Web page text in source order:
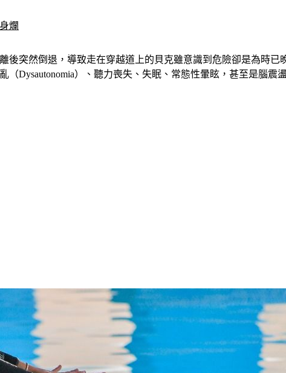
爛
突然倒退，導致走在穿越道上的貝克雖意識到危險卻是為時
Dysautonomia）、聽力喪失、失眠、常態性暈眩，甚至是腦震